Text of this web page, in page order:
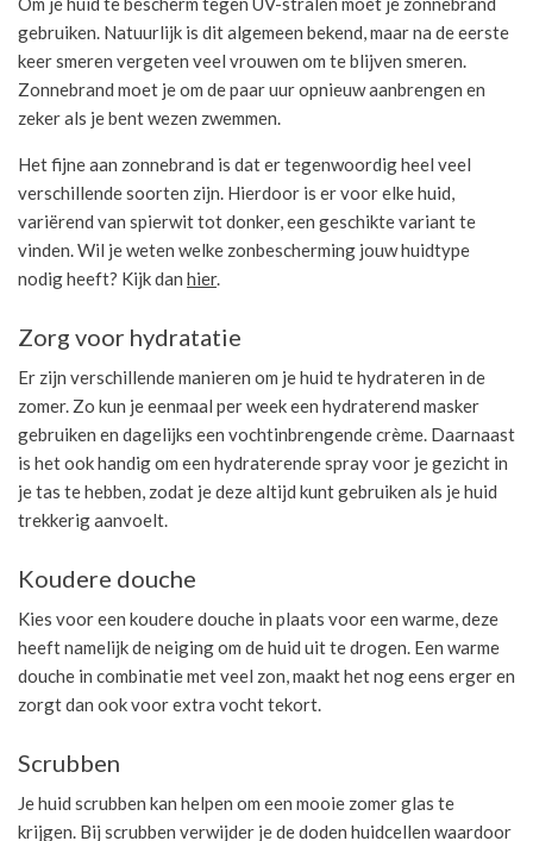
gebruiken. Natuurlijk is dit algemeen bekend, maar na de eerste
keer smeren vergeten veel vrouwen om te blijven smeren.
Zonnebrand moet je om de paar uur opnieuw aanbrengen en
zeker als je bent wezen zwemmen.
Het fijne aan zonnebrand is dat er tegenwoordig heel veel
verschillende soorten zijn. Hierdoor is er voor elke huid,
variërend van spierwit tot donker, een geschikte variant te
vinden. Wil je weten welke zonbescherming jouw huidtype
nodig heeft? Kijk dan hier.
Zorg voor hydratatie
Er zijn verschillende manieren om je huid te hydrateren in de
zomer. Zo kun je eenmaal per week een hydraterend masker
gebruiken en dagelijks een vochtinbrengende crème. Daarnaast
is het ook handig om een hydraterende spray voor je gezicht in
je tas te hebben, zodat je deze altijd kunt gebruiken als je huid
trekkerig aanvoelt.
Koudere douche
Kies voor een koudere douche in plaats voor een warme, deze
heeft namelijk de neiging om de huid uit te drogen. Een warme
douche in combinatie met veel zon, maakt het nog eens erger en
zorgt dan ook voor extra vocht tekort.
Scrubben
Je huid scrubben kan helpen om een mooie zomer glas te
krijgen. Bij scrubben verwijder je de doden huidcellen waardoor